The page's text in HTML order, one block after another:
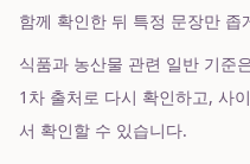
함께 확인한 뒤 특정 문장만 좁
식품과 농산물 관련 일반 기준
1차 출처로 다시 확인하고, 사
서 확인할 수 있습니다.